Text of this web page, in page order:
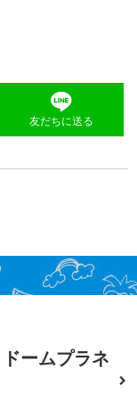
友だちに送る
ームプラネ